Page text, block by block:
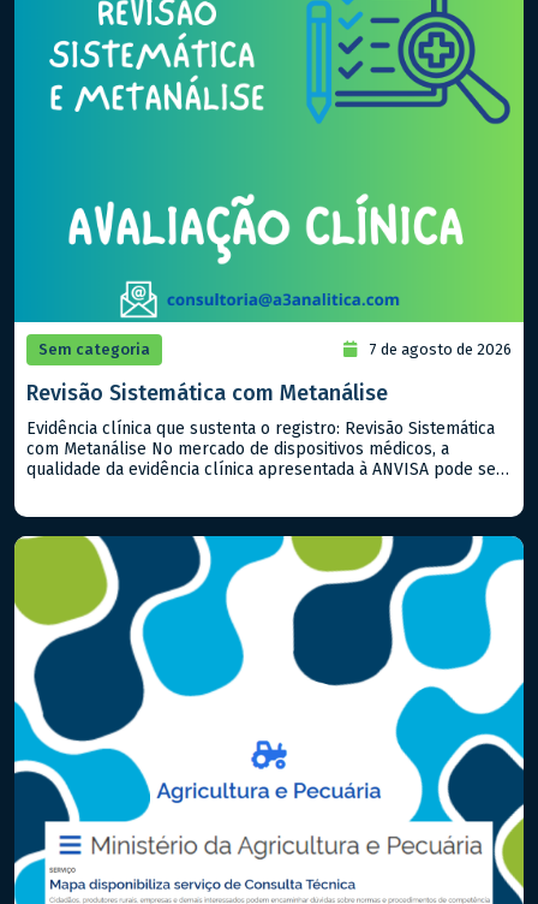
Sem categoria 7 de agosto de 2026
Revisão Sistemática com Metanálise
Evidência clínica que sustenta o registro: Revisão Sistemática
com Metanálise No mercado de dispositivos médicos, a
qualidade da evidência clínica apresentada à ANVISA pode ser
Metanálise é a […]